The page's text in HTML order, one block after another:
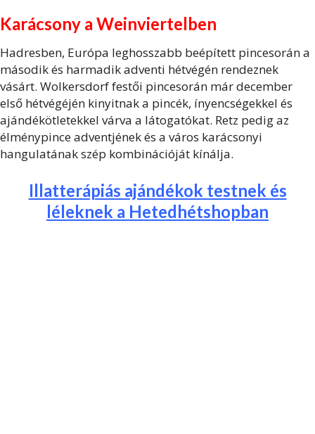
Karácsony a Weinviertelben
Hadresben, Európa leghosszabb beépített pincesorán a
második és harmadik adventi hétvégén rendeznek
vásárt. Wolkersdorf festői pincesorán már december
első hétvégéjén kinyitnak a pincék, ínyencségekkel és
ajándékötletekkel várva a látogatókat. Retz pedig az
élménypince adventjének és a város karácsonyi
hangulatának szép kombinációját kínálja.
Illatterápiás ajándékok testnek és
léleknek a Hetedhétshopban